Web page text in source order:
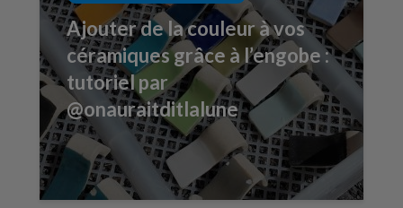
Ajouter de la couleur à vos
céramiques grâce à l’engobe :
tutoriel par
@onauraitditlalune